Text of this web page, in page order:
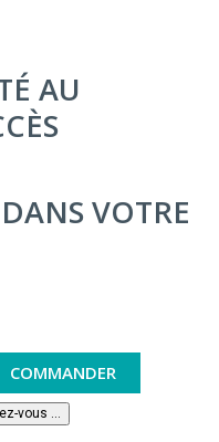
AU
VOTRE
COMMANDER
vous ...